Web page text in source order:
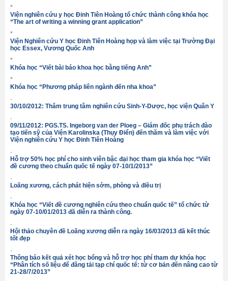
°
Viện nghiên cứu y học Đinh Tiên Hoàng tổ chức thành công khóa học
“The art of writing a winning grant application”
°
Viện Nghiên cứu Y học Đinh Tiên Hoàng họp và làm việc tại Trường Đại
học Essex, Vương Quốc Anh
°
Khóa học “Viết bài báo khoa học bằng tiếng Anh”
°
Khóa học “Phương pháp liên ngành đến nha khoa”
·
30/10/2012: Thăm trung tâm nghiên cứu Sinh-Y-Dược, học viện Quân Y
·
09/11/2012: PGS.TS. Ingeborg van der Ploeg – Giám đốc phụ trách đào
tạo tiến sỹ của Viện Karolinska (Thụy Điển) đến thăm và làm việc với
Viện nghiên cứu Y học Đinh Tiên Hoàng
·
Hỗ trợ 50% học phí cho sinh viên bậc đại học tham gia khóa học “Viết
đề cương theo chuẩn quốc tế ngày 07-10/1/2013”
·
Loãng xương, cách phát hiện sớm, phòng và điều trị
·
Khóa học “Viết đề cương nghiên cứu theo chuẩn quốc tế” tổ chức từ
ngày 07-10/01/2013 đã diễn ra thành công.
·
Hội thảo chuyên đề Loãng xương diễn ra ngày 16/03/2013 đã kết thúc
tốt đẹp
·
Thông báo kết quả xét học bổng và hỗ trợ học phí tham dự khóa học
“Phân tích số liệu để đăng tải tạp chí quốc tế: từ cơ bản đến nâng cao từ
21-28/7/2013”